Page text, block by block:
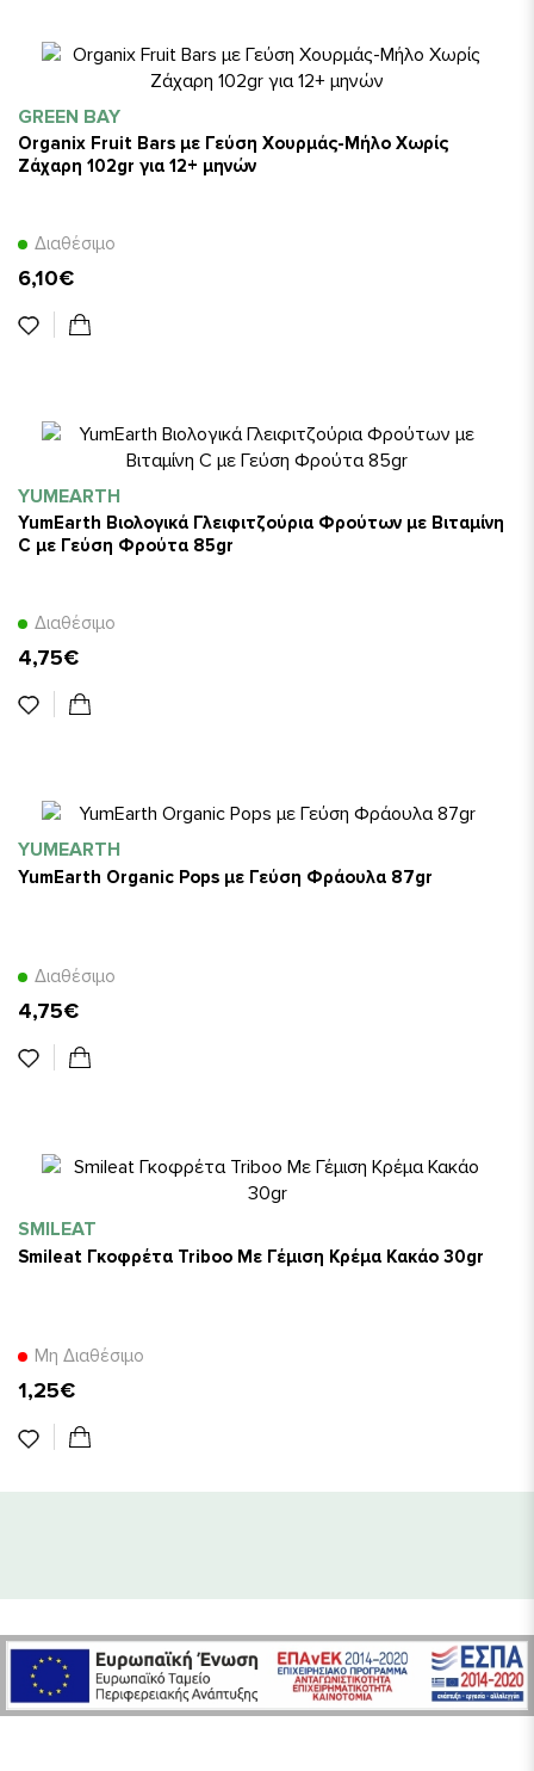
GREEN BAY
Organix Fruit Bars με Γεύση Χουρμάς-Μήλο Χωρίς
Ζάχαρη 102gr για 12+ μηνών
Διαθέσιμο
6,10€
YUMEARTH
YumEarth Βιολογικά Γλειφιτζούρια Φρούτων με Βιταμίνη
C με Γεύση Φρούτα 85gr
Διαθέσιμο
4,75€
YUMEARTH
YumEarth Organic Pops με Γεύση Φράουλα 87gr
Διαθέσιμο
4,75€
SMILEAT
Smileat Γκοφρέτα Triboo Με Γέμιση Κρέμα Κακάο 30gr
Μη Διαθέσιμο
1,25€